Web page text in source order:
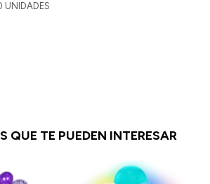
UNIDADES
QUE TE PUEDEN INTERESAR